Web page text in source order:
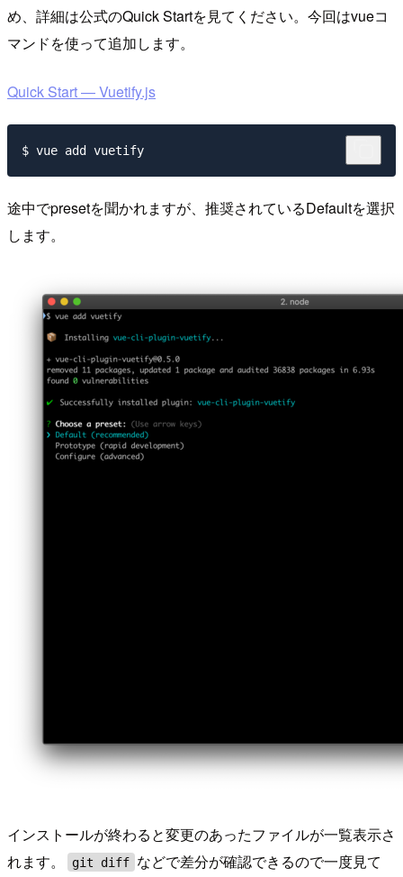
め、詳細は公式のQuick Startを見てください。今回はvueコ
マンドを使って追加します。
Quick Start — Vuetify.js
途中でpresetを聞かれますが、推奨されているDefaultを選択
します。
インストールが終わると変更のあったファイルが一覧表示さ
れます。
git diff などで差分が確認できるので一度見て